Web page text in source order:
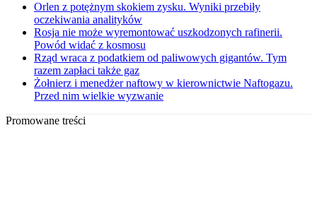
Orlen z potężnym skokiem zysku. Wyniki przebiły
oczekiwania analityków
Rosja nie może wyremontować uszkodzonych rafinerii.
Powód widać z kosmosu
Rząd wraca z podatkiem od paliwowych gigantów. Tym
razem zapłaci także gaz
Żołnierz i menedżer naftowy w kierownictwie Naftogazu.
Przed nim wielkie wyzwanie
Promowane treści